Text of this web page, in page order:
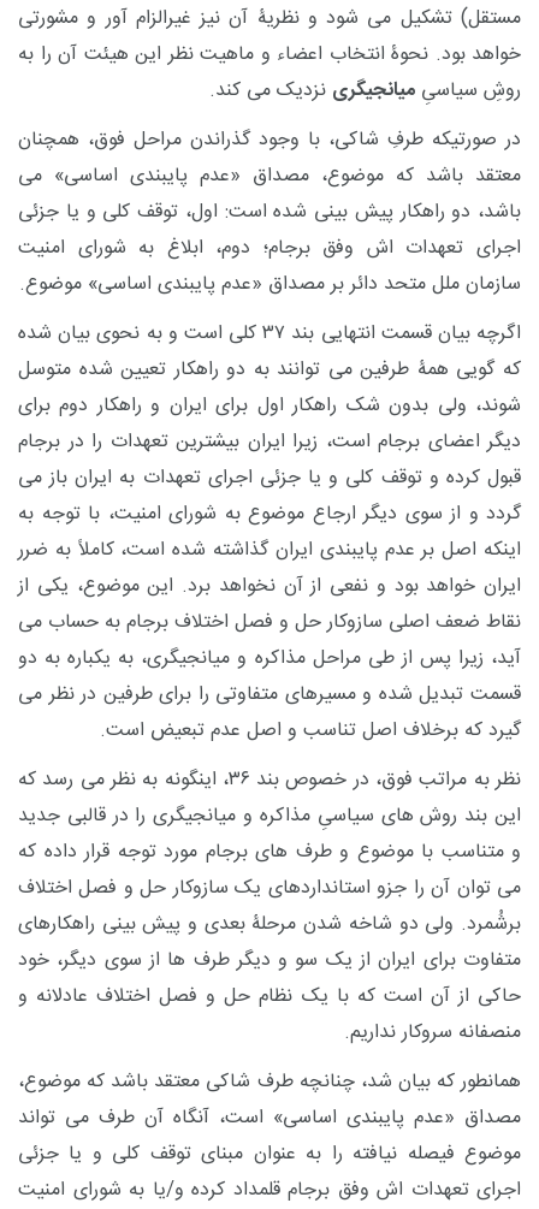
مستقل) تشکیل می شود و نظریۀ آن نیز غیرالزام آور و مشورتی
خواهد بود. نحوۀ انتخاب اعضاء و ماهیت نظر این هیئت آن را به
روشِ سیاسیِ میانجیگری نزدیک می کند.
در صورتیکه طرفِ شاکی، با وجود گذراندن مراحل فوق، همچنان
معتقد باشد که موضوع، مصداق «عدم پایبندی اساسی» می
باشد، دو راهکار پیش بینی شده است: اول، توقف کلی و یا جزئی
اجرای تعهدات اش وفق برجام؛ دوم، ابلاغ به شورای امنیت
سازمان ملل متحد دائر بر مصداق «عدم پایبندی اساسی» موضوع.
اگرچه بیان قسمت انتهایی بند ۳۷ کلی است و به نحوی بیان شده
که گویی همۀ طرفین می توانند به دو راهکار تعیین شده متوسل
شوند، ولی بدون شک راهکار اول برای ایران و راهکار دوم برای
دیگر اعضای برجام است، زیرا ایران بیشترین تعهدات را در برجام
قبول کرده و توقف کلی و یا جزئی اجرای تعهدات به ایران باز می
گردد و از سوی دیگر ارجاع موضوع به شورای امنیت، با توجه به
اینکه اصل بر عدم پایبندی ایران گذاشته شده است، کاملاً به ضرر
ایران خواهد بود و نفعی از آن نخواهد برد. این موضوع، یکی از
نقاط ضعف اصلی سازوکار حل و فصل اختلاف برجام به حساب می
آید، زیرا پس از طی مراحل مذاکره و میانجیگری، به یکباره به دو
قسمت تبدیل شده و مسیرهای متفاوتی را برای طرفین در نظر می
گیرد که برخلاف اصل تناسب و اصل عدم تبعیض است.
نظر به مراتب فوق، در خصوص بند ۳۶، اینگونه به نظر می رسد که
این بند روش های سیاسیِ مذاکره و میانجیگری را در قالبی جدید
و متناسب با موضوع و طرف های برجام مورد توجه قرار داده که
می توان آن را جزو استانداردهای یک سازوکار حل و فصل اختلاف
برشُمرد. ولی دو شاخه شدن مرحلۀ بعدی و پیش بینی راهکارهای
متفاوت برای ایران از یک سو و دیگر طرف ها از سوی دیگر، خود
حاکی از آن است که با یک نظام حل و فصل اختلاف عادلانه و
منصفانه سروکار نداریم.
همانطور که بیان شد، چنانچه طرف شاکی معتقد باشد که موضوع،
مصداق «عدم پایبندی اساسی» است، آنگاه آن طرف می تواند
موضوع فیصله نیافته را به عنوان مبنای توقف کلی و یا جزئی
اجرای تعهدات اش وفق برجام قلمداد کرده و/یا به شورای امنیت